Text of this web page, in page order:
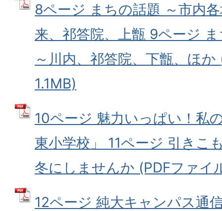
8ページ まちの話題 ～市内
来、祁答院、上甑 9ページ
～川内、祁答院、下甑、ほ
1.1MB)
10ページ 魅力いっぱい！私
東小学校」 11ページ 引きこ
冬にしませんか (PDFファイ
12ページ 純大キャンパス通